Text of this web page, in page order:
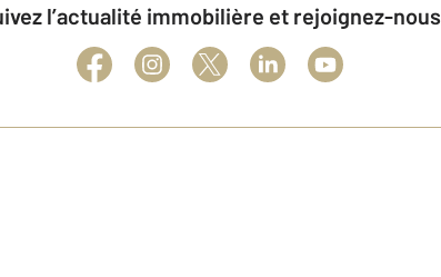
l’actualité immobilière et rejoignez-nous